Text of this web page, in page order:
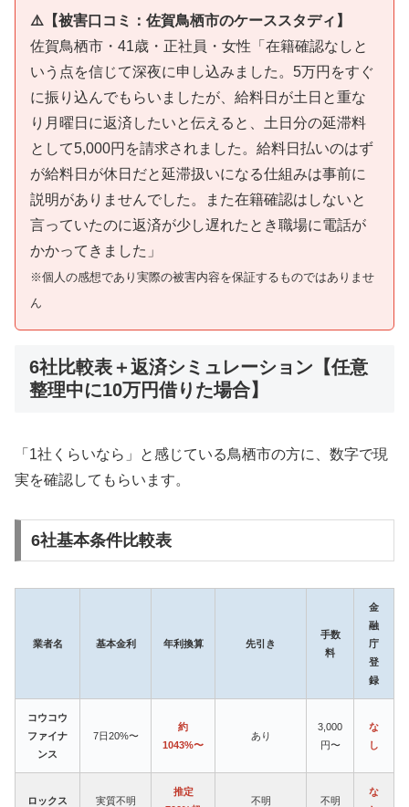
⚠️【被害口コミ：佐賀鳥栖市のケーススタディ】
佐賀鳥栖市・41歳・正社員・女性「在籍確認なしと
いう点を信じて深夜に申し込みました。5万円をすぐ
に振り込んでもらいましたが、給料日が土日と重な
り月曜日に返済したいと伝えると、土日分の延滞料
として5,000円を請求されました。給料日払いのはず
が給料日が休日だと延滞扱いになる仕組みは事前に
説明がありませんでした。また在籍確認はしないと
言っていたのに返済が少し遅れたとき職場に電話が
かかってきました」
※個人の感想であり実際の被害内容を保証するものではありませ
ん
6社比較表＋返済シミュレーション【任意
整理中に10万円借りた場合】
「1社くらいなら」と感じている鳥栖市の方に、数字で現
実を確認してもらいます。
6社基本条件比較表
業者名 基本金利 年利換算 先引き
手数
料
金
融
庁
登
録
コウコウ
ファイナ
ンス
7日20%〜
約
1043%〜
あり
3,000
円〜
な
し
ロックス 実質不明
推定
不明 不明
な